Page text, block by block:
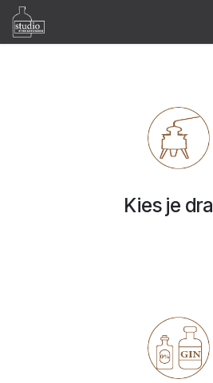
Zum Inhalt springen
Kies je